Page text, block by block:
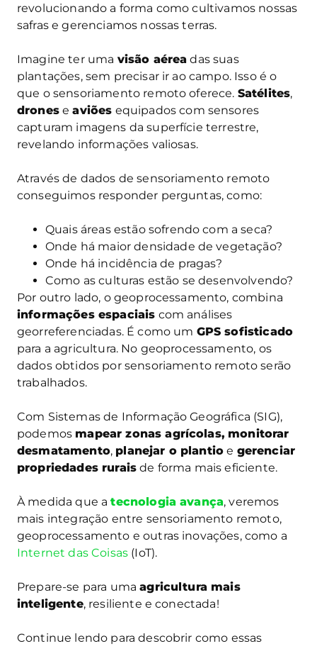
revolucionando a forma como cultivamos nossas
safras e gerenciamos nossas terras.
Imagine ter uma visão aérea das suas
plantações, sem precisar ir ao campo. Isso é o
que o sensoriamento remoto oferece. Satélites,
droneseaviões equipados com sensores
capturam imagens da superfície terrestre,
revelando informações valiosas.
Através de dados de sensoriamento remoto
conseguimos responder perguntas, como:
Quais áreas estão sofrendo com a seca?
Onde há maior densidade de vegetação?
Onde há incidência de pragas?
Como as culturas estão se desenvolvendo?
Por outro lado, o geoprocessamento, combina
informações espaciais com análises
georreferenciadas. É como um GPS sofisticado
para a agricultura. No geoprocessamento, os
dados obtidos por sensoriamento remoto serão
trabalhados.
Com Sistemas de Informação Geográfica (SIG),
podemos mapear zonas agrícolas, monitorar
desmatamento, planejar o plantio e gerenciar
propriedades rurais de forma mais eficiente.
À medida que atecnologia avança, veremos
mais integração entre sensoriamento remoto,
geoprocessamento e outras inovações, como a
Internet das Coisas (IoT).
Prepare-se para umaagricultura mais
inteligente, resiliente e conectada!
Continue lendo para descobrir como essas